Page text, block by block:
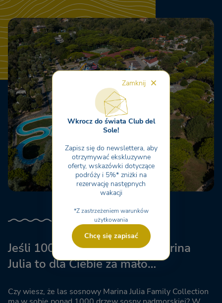
Jeśli 1000 sosen w wiosce Marina
Julia to dla Ciebie za mało…
Czy wiesz, że las sosnowy Marina Julia Family Collection
Zamknij
Wkrocz do świata Club del
Sole!
Zapisz się do newslettera, aby
otrzymywać ekskluzywne
oferty, wskazówki dotyczące
podróży i 5%* zniżki na
rezerwację następnych
wakacji
*Z zastrzeżeniem warunków
użytkowania
Chcę się zapisać